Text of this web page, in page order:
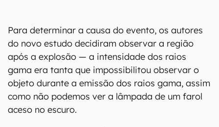
Para determinar a causa do evento, os autores
do novo estudo decidiram observar a região
após a explosão — a intensidade dos raios
gama era tanta que impossibilitou observar o
objeto durante a emissão dos raios gama, assim
como não podemos ver a lâmpada de um farol
aceso no escuro.